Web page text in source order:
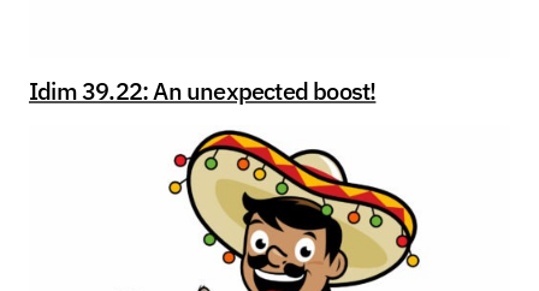
Idim 39.22: An unexpected boost!